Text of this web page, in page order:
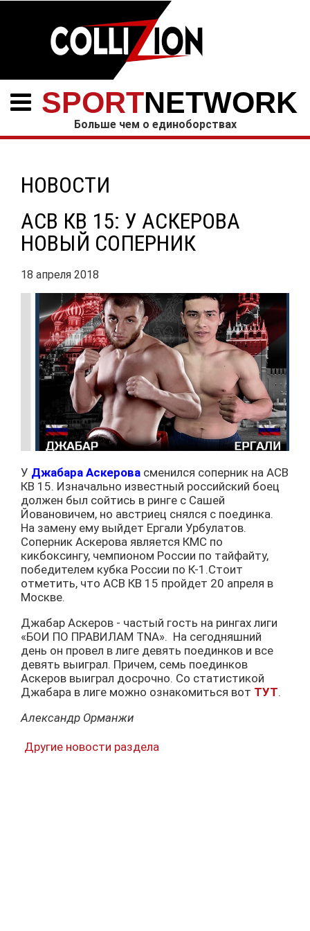
SPORTNETWORK
Больше чем о единоборствах
НОВОСТИ
АСВ КВ 15: У АСКЕРОВА
НОВЫЙ СОПЕРНИК
18 апреля 2018
У Джабара Аскерова сменился соперник на АСВ
КВ 15. Изначально известный российский боец
должен был сойтись в ринге с Сашей
Йовановичем, но австриец снялся с поединка.
На замену ему выйдет Ергали Урбулатов.
Соперник Аскерова является КМС по
кикбоксингу, чемпионом России по тайфайту,
победителем кубка России по К-1.Стоит
отметить, что АСВ КВ 15 пройдет 20 апреля в
Москве.
Джабар Аскеров - частый гость на рингах лиги
«БОИ ПО ПРАВИЛАМ TNA». На сегодняшний
день он провел в лиге девять поединков и все
девять выиграл. Причем, семь поединков
Аскеров выиграл досрочно. Со статистикой
Джабара в лиге можно ознакомиться вот ТУТ.
Александр Орманжи
Другие новости раздела